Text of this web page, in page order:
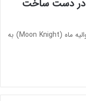
فصل دوم سریال Moon Knight در دست ساخت
پس از پایا‌ن‌بندی نفس‌گیر فصل اول سریال شوالیه ماه (Moon Knight) به